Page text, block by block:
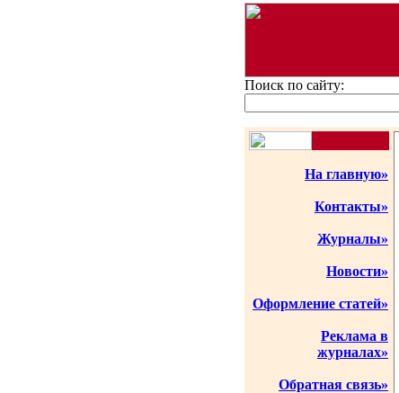
Поиск по сайту:
На главную»
Контакты»
Журналы»
Новости»
Оформление статей»
Реклама в
журналах»
Обратная связь»